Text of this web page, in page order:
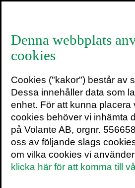
och varför vissa företag aldrig
avJIM COLLINS
I Hur jättarna går under –
företag aldrig ger upp
frågan: Hur går det till när
faller? Kan nedgången
Denna webbplats
cookies
Cookies ("kakor") består av
Dessa innehåller data som
enhet. För att kunna placera
cookies behöver vi inhämta
på Volante AB, orgnr.
oss av följande slags
om vilka cookies vi
klicka här för att komma till